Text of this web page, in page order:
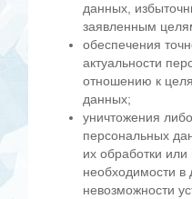
данных,
заявленным
обеспечения
актуальности
отношению к
данных;
уничтожения
персональных
их обработки или
необходимости в
невозможности